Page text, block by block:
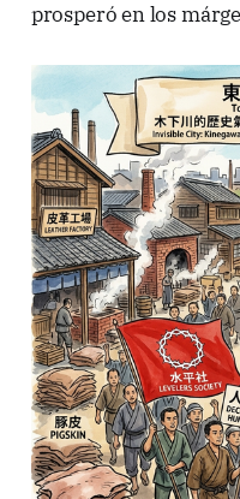
prosperó en los